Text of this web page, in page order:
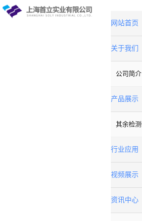
网站首页
关于我们
公司简介
产品展示
行业应用
视频展示
资讯中心